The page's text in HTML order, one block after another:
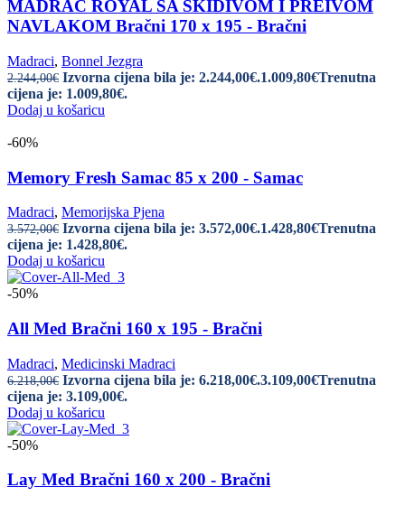
MADRAC ROYAL SA SKIDIVOM I PREIVOM
NAVLAKOM Bračni 170 x 195 - Bračni
Madraci, Bonnel Jezgra
2.244,00€ Izvorna cijena bila je: 2.244,00€.1.009,80€Trenutna
cijena je: 1.009,80€.
Dodaj u košaricu
-60%
Memory Fresh Samac 85 x 200 - Samac
Madraci, Memorijska Pjena
3.572,00€ Izvorna cijena bila je: 3.572,00€.1.428,80€Trenutna
cijena je: 1.428,80€.
Dodaj u košaricu
-50%
All Med Bračni 160 x 195 - Bračni
Madraci, Medicinski Madraci
6.218,00€ Izvorna cijena bila je: 6.218,00€.3.109,00€Trenutna
cijena je: 3.109,00€.
Dodaj u košaricu
-50%
Lay Med Bračni 160 x 200 - Bračni